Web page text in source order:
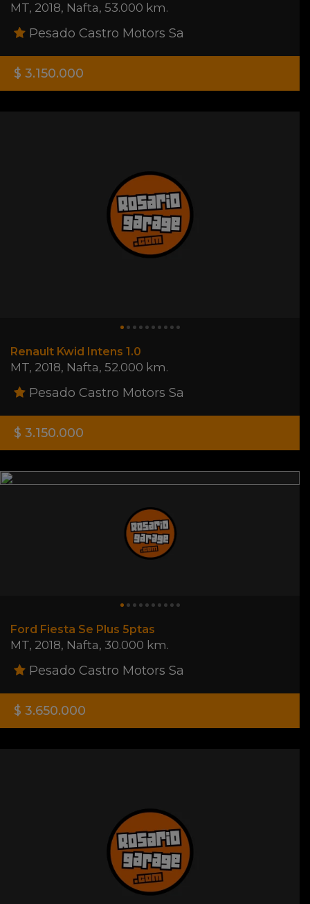
MT, 2018, Nafta, 53.000 km.
Pesado Castro Motors Sa
$ 3.150.000
Renault Kwid Intens 1.0
MT, 2018, Nafta, 52.000 km.
Pesado Castro Motors Sa
$ 3.150.000
Ford Fiesta Se Plus 5ptas
MT, 2018, Nafta, 30.000 km.
Pesado Castro Motors Sa
$ 3.650.000